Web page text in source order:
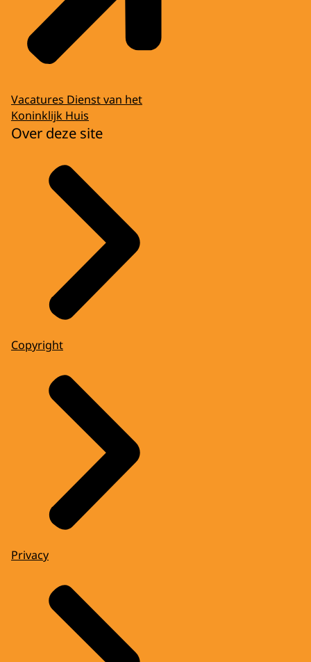
Vacatures Dienst van het
Koninklijk Huis
Over deze site
Copyright
Privacy